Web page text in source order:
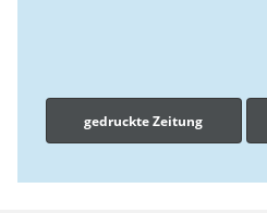
gedruckte Zeitung